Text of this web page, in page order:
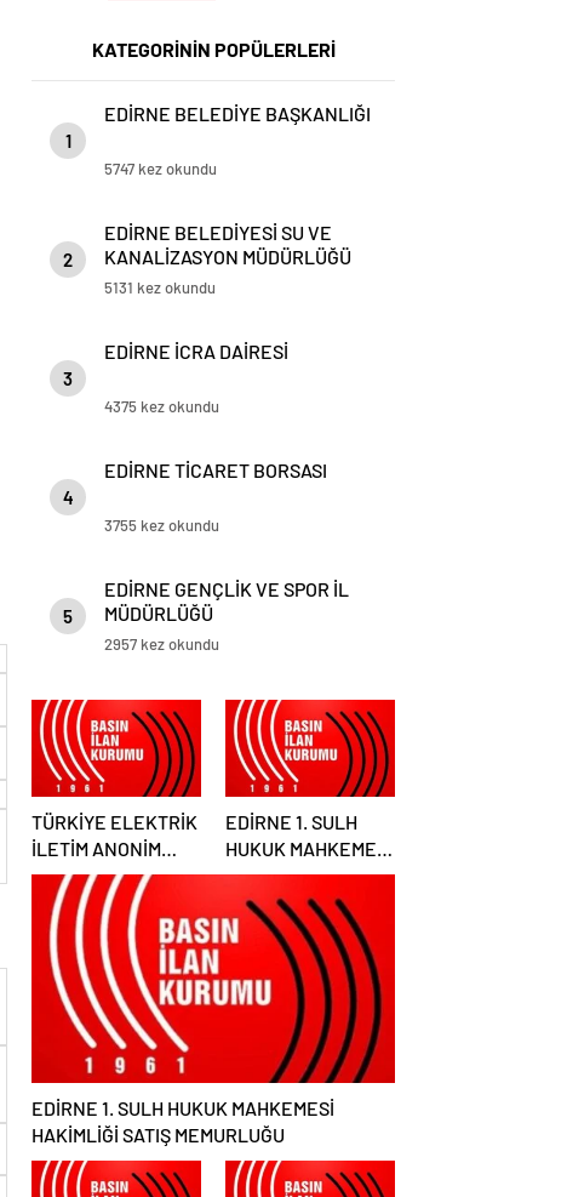
KATEGORİNİN POPÜLERLERİ
1
EDİRNE BELEDİYE BAŞKANLIĞI
5747 kez okundu
2
EDİRNE BELEDİYESİ SU VE
KANALİZASYON MÜDÜRLÜĞÜ
5131 kez okundu
3
EDİRNE İCRA DAİRESİ
4375 kez okundu
4
EDİRNE TİCARET BORSASI
3755 kez okundu
5
EDİRNE GENÇLİK VE SPOR İL
MÜDÜRLÜĞÜ
2957 kez okundu
TÜRKİYE ELEKTRİK
İLETİM ANONİM
ŞİRKETİ GENEL
MÜDÜRLÜĞÜ
EDİRNE 1. SULH
HUKUK MAHKEMESİ
HAKİMLİĞİ SATIŞ
MEMURLUĞU
EDİRNE 1. SULH HUKUK MAHKEMESİ
HAKİMLİĞİ SATIŞ MEMURLUĞU